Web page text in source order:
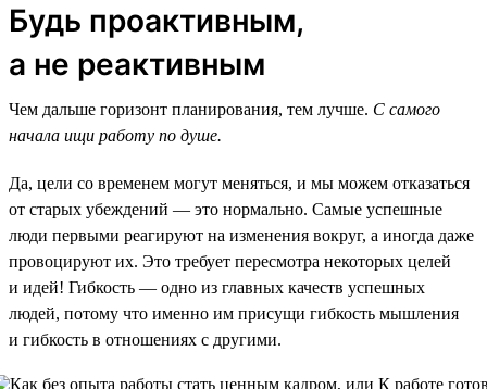
Будь проактивным,
а не реактивным
Чем дальше горизонт планирования, тем лучше. С самого
начала ищи работу по душе.
Да, цели со временем могут меняться, и мы можем отказаться
от старых убеждений — это нормально. Самые успешные
люди первыми реагируют на изменения вокруг, а иногда даже
провоцируют их. Это требует пересмотра некоторых целей
и идей! Гибкость — одно из главных качеств успешных
людей, потому что именно им присущи гибкость мышления
и гибкость в отношениях с другими.